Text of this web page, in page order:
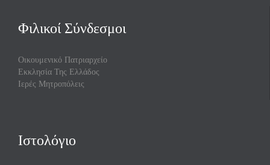
Φιλικοί Σύνδεσμοι
Οικουμενικό Πατριαρχείο
Εκκλησία Της Ελλάδος
Ιερές Μητροπόλεις
Ιστολόγιο